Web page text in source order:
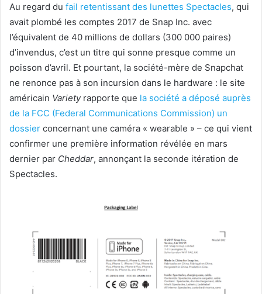
Au regard du fail retentissant des lunettes Spectacles, qui
avait plombé les comptes 2017 de Snap Inc. avec
l’équivalent de 40 millions de dollars (300 000 paires)
d’invendus, c’est un titre qui sonne presque comme un
poisson d’avril. Et pourtant, la société-mère de Snapchat
ne renonce pas à son incursion dans le hardware : le site
américain Varietyrapporte que la société a déposé auprès
de la FCC (Federal Communications Commission) un
dossier concernant une caméra « wearable » – ce qui vient
confirmer une première information révélée en mars
dernier par Cheddar, annonçant la seconde itération de
Spectacles.